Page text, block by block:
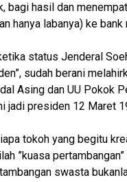
bagi hasil dan
hanya labanya) ke bank
status Jenderal
sudah berani
Asing dan UU Pokok
jadi presiden 12 Maret
tokoh yang begitu
”kuasa
swasta